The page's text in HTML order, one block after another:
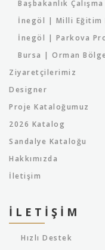
Başbakanlık
İnegöl | Milli Eğitim
İnegöl | Parkova
Bursa | Orman
Ziyaretçilerimiz
Designer
Proje Kataloğumuz
2026 Katalog
Sandalye Kataloğu
Hakkımızda
İletişim
İLETIŞIM
Hızlı Destek